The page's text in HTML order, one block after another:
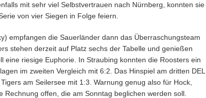
mit sehr viel Selbstvertrauen nach Nürnberg, konnten sie
von vier Siegen in Folge feiern.
empfangen die Sauerländer dann das Überraschungsteam
stehen derzeit auf Platz sechs der Tabelle und genießen
eine riesige Euphorie. In Straubing konnten die Roosters ein
im zweiten Vergleich mit 6:2. Das Hinspiel am dritten DEL
am Seilersee mit 1:3. Warnung genug also für Hock,
offen, die am Sonntag beglichen werden soll.